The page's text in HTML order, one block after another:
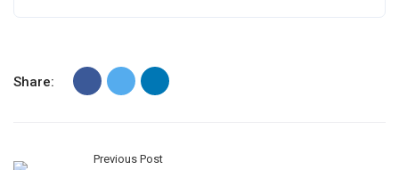
Share:
Previous Post